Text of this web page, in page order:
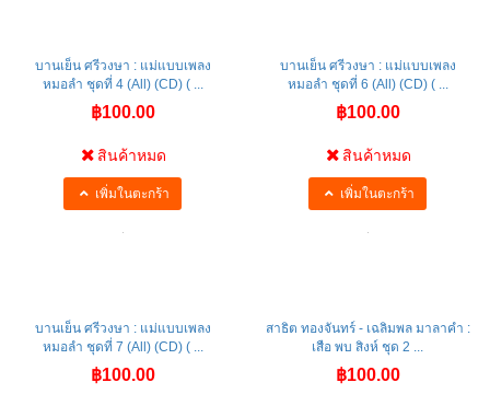
บานเย็น ศรีวงษา : แม่แบบเพลง
หมอลำ ชุดที่ 4 (All) (CD) ( ...
฿100.00
สินค้าหมด
เพิ่มในตะกร้า
บานเย็น ศรีวงษา : แม่แบบเพลง
หมอลำ ชุดที่ 6 (All) (CD) ( ...
฿100.00
สินค้าหมด
เพิ่มในตะกร้า
บานเย็น ศรีวงษา : แม่แบบเพลง
หมอลำ ชุดที่ 7 (All) (CD) ( ...
฿100.00
สาธิต ทองจันทร์ - เฉลิมพล มาลาคำ :
เสือ พบ สิงห์ ชุด 2 ...
฿100.00